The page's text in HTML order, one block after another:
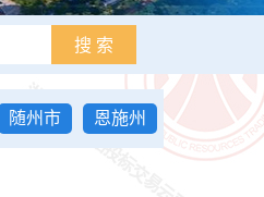
搜 索
随州市
恩施州